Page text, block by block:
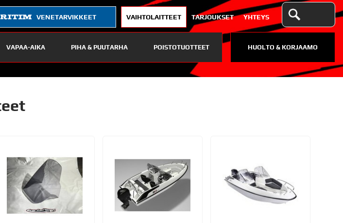
VENETARVIKKEET VAIHTOLAITTEET TARJOUKSET YHTEYS
VAPAA-AIKA PIHA & PUUTARHA POISTOTUOTTEET HUOLTO & KORJAAMO